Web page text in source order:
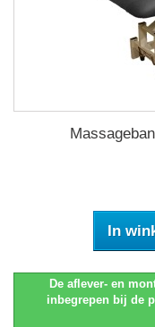
In
De aflever- en
inbegrepen bij de